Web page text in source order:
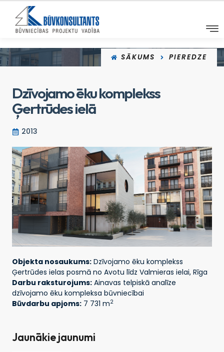
SĀKUMS PIEREDZE
Dzīvojamo ēku komplekss
Ģertrūdes ielā
2013
Objekta nosaukums: Dzīvojamo ēku komplekss
Ģertrūdes ielas posmā no Avotu līdz Valmieras ielai, Rīga
Darbu raksturojums: Ainavas telpiskā analīze
dzīvojamo ēku kompleksa būvniecībai
Būvdarbu apjoms: 7 731 m2
Jaunākie jaunumi